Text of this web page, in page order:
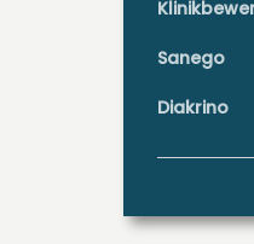
Sanego
Diakrino